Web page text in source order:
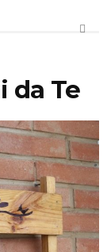
da Te